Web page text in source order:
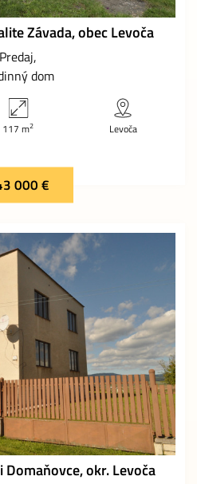
Závada, obec Levoča
Predaj
dom
117 m2 Levoča
000 €
okr. Levoča